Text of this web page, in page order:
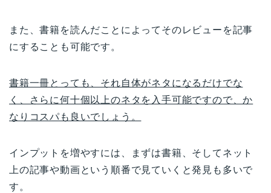
また、書籍を読んだことによってそのレビューを記事
にすることも可能です。
書籍一冊とっても、それ自体がネタになるだけでな
く、さらに何十個以上のネタを入手可能ですので、か
なりコスパも良いでしょう。
インプットを増やすには、まずは書籍、そしてネット
上の記事や動画という順番で見ていくと発見も多いで
す。